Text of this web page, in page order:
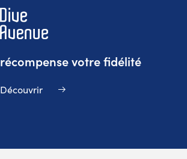
récompense votre fidélité
Découvrir